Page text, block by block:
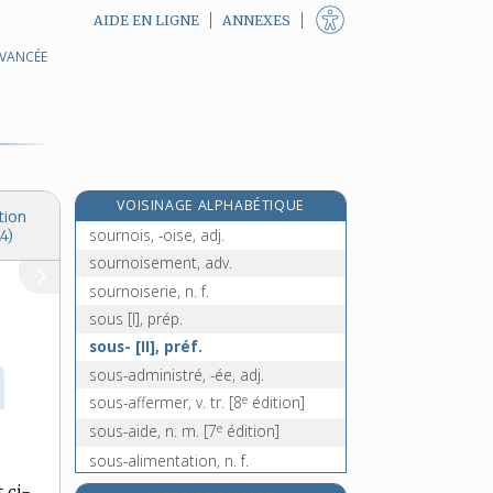
AIDE EN LIGNE ANNEXES
VOISINAGE ALPHABÉTIQUE
souris [II], n. f.
sournois, -oise, adj.
sournoisement, adv.
sournoiserie, n. f.
sous [I], prép.
sous- [II], préf.
sous-administré, -ée, adj.
sous-affermer, v. tr. [8e édition]
sous-aide, n. m. [7e édition]
sous-alimentation, n. f.
sous-alimenter, v. tr.